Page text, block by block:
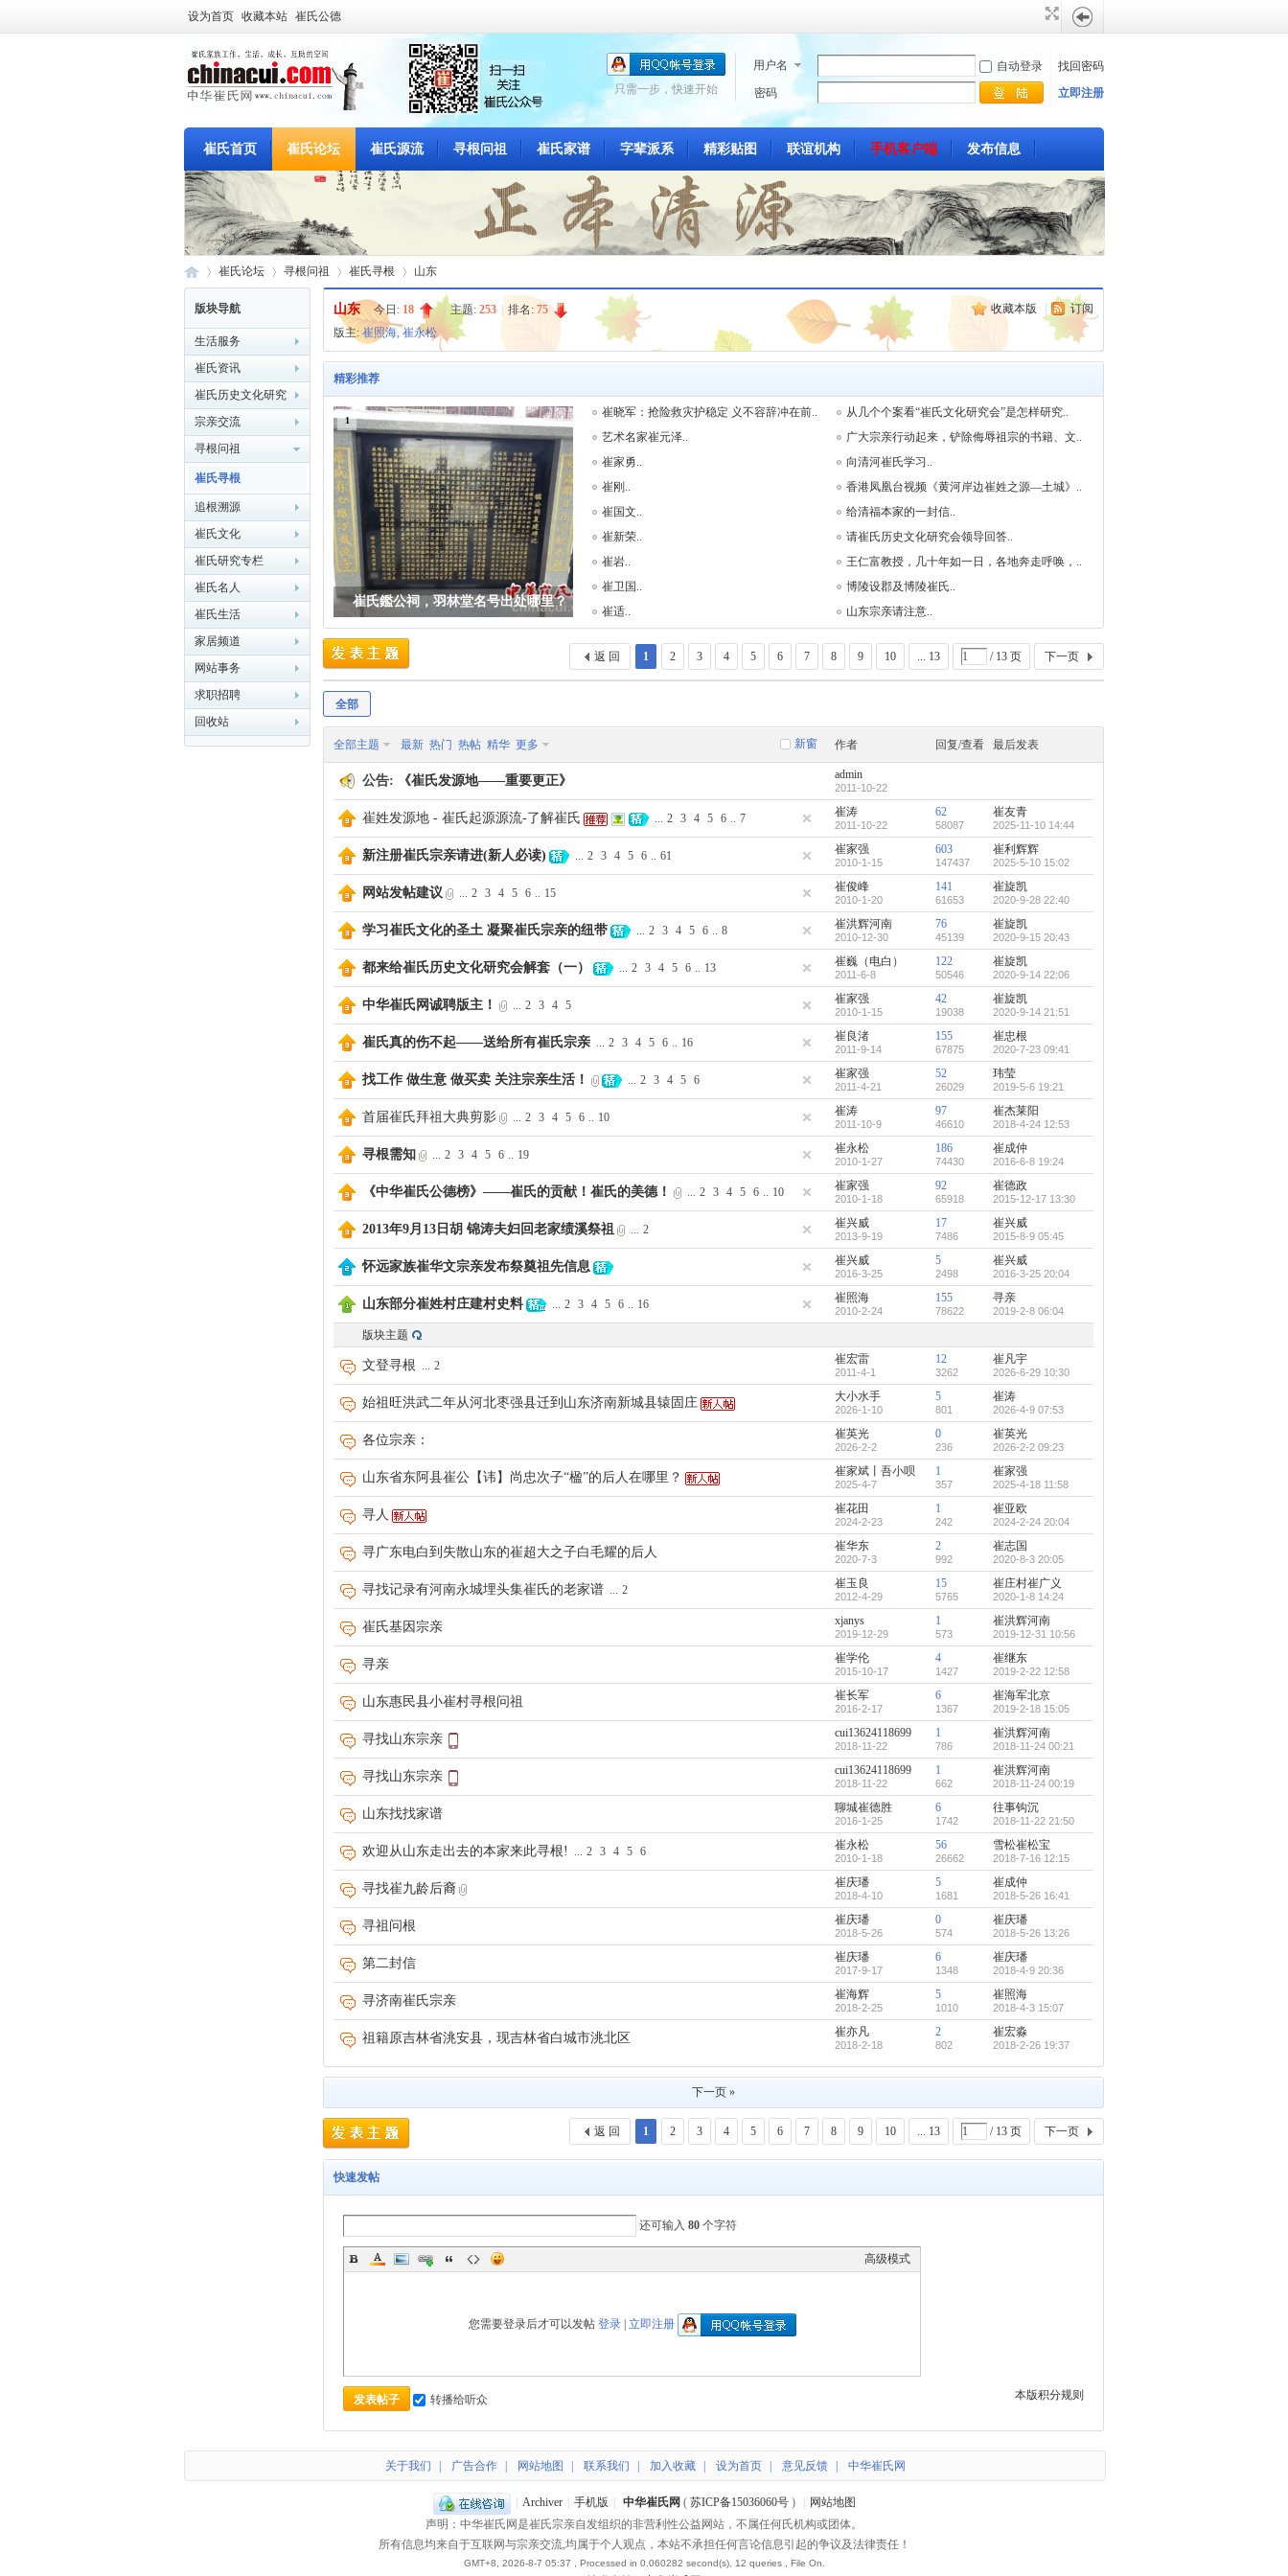
设为首页 收藏本站 崔氏公德
用户名 自动登录
找回密码
密码
立即注册
只需一步，快速开始
崔氏首页 崔氏论坛 崔氏源流 寻根问祖 崔氏家谱 字辈派系 精彩贴图 联谊机构 手机客户端 发布信息
崔氏首页
中
华
崔
»
崔氏论坛
›
寻根问祖
›
崔氏寻根
›
山东
版块导航
生活服务
崔氏资讯
崔氏历史文化研究
宗亲交流
寻根问祖
崔氏寻根
追根溯源
崔氏文化
崔氏研究专栏
崔氏名人
崔氏生活
家居频道
网站事务
求职招聘
回收站
收藏本版 订阅
山东 今日: 18 主题: 253 排名: 75
版主: 崔照海, 崔永松
精彩推荐
崔氏鑑公祠，羽林堂名号出处哪里？
1
崔晓军：抢险救灾护稳定 义不容辞冲在前..
艺术名家崔元泽..
崔家勇..
崔刚..
崔国文..
崔新荣..
崔岩..
崔卫国..
崔适..
从几个个案看“崔氏文化研究会”是怎样研究..
广大宗亲行动起来，铲除侮辱祖宗的书籍、文..
向清河崔氏学习..
香港凤凰台视频《黄河岸边崔姓之源—土城》..
给清福本家的一封信..
请崔氏历史文化研究会领导回答..
王仁富教授，几十年如一日，各地奔走呼唤，..
博陵设郡及博陵崔氏..
山东宗亲请注意..
1 2 3 4 5 6 7 8 9 10 ... 13 / 13 页 下一页
返 回
全部
新窗
全部主题 最新 热门 热帖 精华 更多 作者 回复/查看 最后发表
公告: 《崔氏发源地——重要更正》 admin
2011-10-22
崔姓发源地 - 崔氏起源源流-了解崔氏 ... 2 3 4 5 6 .. 7 崔涛
2011-10-22
62
58087
崔友青
2025-11-10 14:44
新注册崔氏宗亲请进(新人必读) ... 2 3 4 5 6 .. 61 崔家强
2010-1-15
603
147437
崔利辉辉
2025-5-10 15:02
网站发帖建议 ... 2 3 4 5 6 .. 15 崔俊峰
2010-1-20
141
61653
崔旋凯
2020-9-28 22:40
学习崔氏文化的圣土 凝聚崔氏宗亲的纽带 ... 2 3 4 5 6 .. 8 崔洪辉河南
2010-12-30
76
45139
崔旋凯
2020-9-15 20:43
都来给崔氏历史文化研究会解套（一） ... 2 3 4 5 6 .. 13 崔巍（电白）
2011-6-8
122
50546
崔旋凯
2020-9-14 22:06
中华崔氏网诚聘版主！ ... 2 3 4 5 崔家强
2010-1-15
42
19038
崔旋凯
2020-9-14 21:51
崔氏真的伤不起——送给所有崔氏宗亲 ... 2 3 4 5 6 .. 16 崔良渚
2011-9-14
155
67875
崔忠根
2020-7-23 09:41
找工作 做生意 做买卖 关注宗亲生活！ ... 2 3 4 5 6 崔家强
2011-4-21
52
26029
玮莹
2019-5-6 19:21
首届崔氏拜祖大典剪影 ... 2 3 4 5 6 .. 10 崔涛
2011-10-9
97
46610
崔杰莱阳
2018-4-24 12:53
寻根需知 ... 2 3 4 5 6 .. 19 崔永松
2010-1-27
186
74430
崔成仲
2016-6-8 19:24
《中华崔氏公德榜》——崔氏的贡献！崔氏的美德！ ... 2 3 4 5 6 .. 10 崔家强
2010-1-18
92
65918
崔德政
2015-12-17 13:30
2013年9月13日胡 锦涛夫妇回老家绩溪祭祖 ... 2 崔兴威
2013-9-19
17
7486
崔兴威
2015-8-9 05:45
怀远家族崔华文宗亲发布祭奠祖先信息 崔兴威
2016-3-25
5
2498
崔兴威
2016-3-25 20:04
山东部分崔姓村庄建村史料 ... 2 3 4 5 6 .. 16 崔照海
2010-2-24
155
78622
寻亲
2019-2-8 06:04
版块主题
文登寻根 ... 2 崔宏雷
2011-4-1
12
3262
崔凡宇
2026-6-29 10:30
始祖旺洪武二年从河北枣强县迁到山东济南新城县辕固庄 大小水手
2026-1-10
5
801
崔涛
2026-4-9 07:53
各位宗亲： 崔英光
2026-2-2
0
236
崔英光
2026-2-2 09:23
山东省东阿县崔公【讳】尚忠次子“楹”的后人在哪里？ 崔家斌丨吾小呗
2025-4-7
1
357
崔家强
2025-4-18 11:58
寻人 崔花田
2024-2-23
1
242
崔亚欧
2024-2-24 20:04
寻广东电白到失散山东的崔超大之子白毛耀的后人 崔华东
2020-7-3
2
992
崔志国
2020-8-3 20:05
寻找记录有河南永城埋头集崔氏的老家谱 ... 2 崔玉良
2012-4-29
15
5765
崔庄村崔广义
2020-1-8 14:24
崔氏基因宗亲 xjanys
2019-12-29
1
573
崔洪辉河南
2019-12-31 10:56
寻亲 崔学伦
2015-10-17
4
1427
崔继东
2019-2-22 12:58
山东惠民县小崔村寻根问祖 崔长军
2016-2-17
6
1367
崔海军北京
2019-2-18 15:05
寻找山东宗亲 cui13624118699
2018-11-22
1
786
崔洪辉河南
2018-11-24 00:21
寻找山东宗亲 cui13624118699
2018-11-22
1
662
崔洪辉河南
2018-11-24 00:19
山东找找家谱 聊城崔德胜
2016-1-25
6
1742
往事钩沉
2018-11-22 21:50
欢迎从山东走出去的本家来此寻根! ... 2 3 4 5 6 崔永松
2010-1-18
56
26662
雪松崔松宝
2018-7-16 12:15
寻找崔九龄后裔 崔庆璠
2018-4-10
5
1681
崔成仲
2018-5-26 16:41
寻祖问根 崔庆璠
2018-5-26
0
574
崔庆璠
2018-5-26 13:26
第二封信 崔庆璠
2017-9-17
6
1348
崔庆璠
2018-4-9 20:36
寻济南崔氏宗亲 崔海辉
2018-2-25
5
1010
崔照海
2018-4-3 15:07
祖籍原吉林省洮安县，现吉林省白城市洮北区 崔亦凡
2018-2-18
2
802
崔宏淼
2018-2-26 19:37
下一页 »
1 2 3 4 5 6 7 8 9 10 ... 13 / 13 页 下一页
返 回
快速发帖
还可输入 80 个字符
高级模式
您需要登录后才可以发帖 登录| 立即注册
本版积分规则
发表帖子 转播给听众
关于我们 广告合作 网站地图 联系我们 加入收藏 设为首页 意见反馈 中华崔氏网
Archiver 手机版 中华崔氏网 ( 苏ICP备15036060号)
网站地图
声明：中华崔氏网是崔氏宗亲自发组织的非营利性公益网站，不属任何氏机构或团体。
所有信息均来自于互联网与宗亲交流,均属于个人观点，本站不承担任何言论信息引起的争议及法律责任！
GMT+8, 2026-8-7 05:37 , Processed in 0.060282 second(s), 12 queries , File On.